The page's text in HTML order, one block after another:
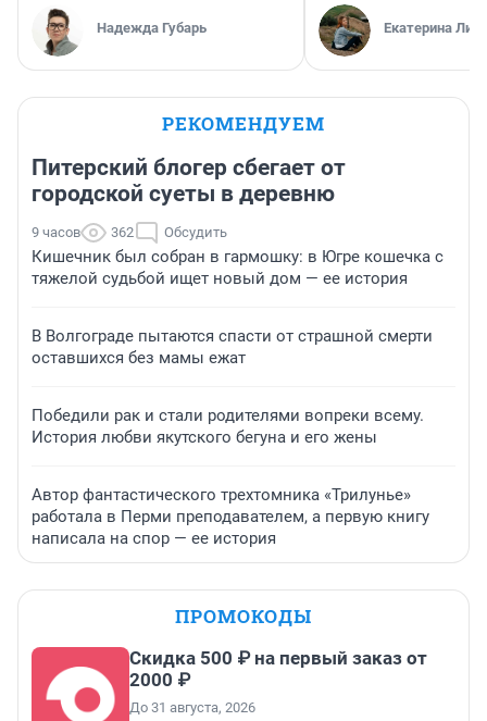
Надежда Губарь Екатерина
РЕКОМЕНДУЕМ
Питерский блогер сбегает от
городской суеты в деревню
9 часов 362 Обсудить
Кишечник был собран в гармошку: в Югре кошечка с
тяжелой судьбой ищет новый дом — ее история
В Волгограде пытаются спасти от страшной смерти
оставшихся без мамы ежат
Победили рак и стали родителями вопреки всему.
История любви якутского бегуна и его жены
Автор фантастического трехтомника «Трилунье»
работала в Перми преподавателем, а первую книгу
написала на спор — ее история
ПРОМОКОДЫ
Скидка 500 ₽ на первый заказ от
2000 ₽
До 31 августа, 2026